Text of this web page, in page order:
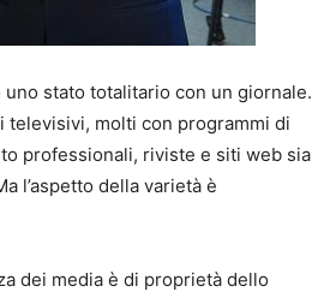
uno stato totalitario con un giornale.
televisivi, molti con programmi di
professionali, riviste e siti web sia
l’aspetto della varietà è
dei media è di proprietà dello